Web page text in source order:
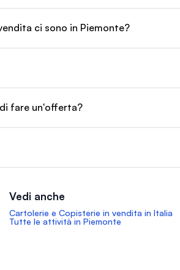
ci sono in Piemonte?
fare un'offerta?
Vedi anche
Cartolerie e Copisterie in vendita in Italia
Tutte le attività in Piemonte